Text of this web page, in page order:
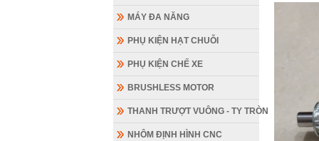
MÁY ĐA NĂNG
PHỤ KIỆN HẠT CHUỖI
PHỤ KIỆN CHẾ XE
BRUSHLESS MOTOR
THANH TRƯỢT VUÔNG - TY TRÒN
NHÔM ĐỊNH HÌNH CNC